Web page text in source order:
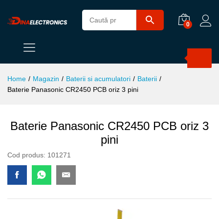
0
Home / Magazin / Baterii si acumulatori / Baterii /
Baterie Panasonic CR2450 PCB oriz 3 pini
Baterie Panasonic CR2450 PCB oriz 3
pini
Cod produs: 101271